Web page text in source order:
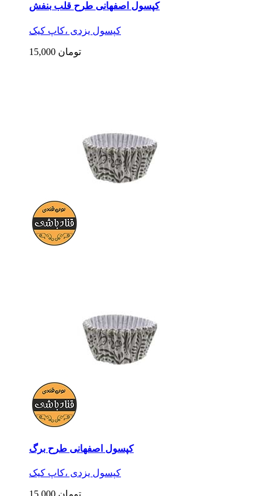
کپسول اصفهانی طرح قلب بنفش
کپسول یزدی ،کاپ کیک
15,000 تومان
کپسول اصفهانی طرح برگ
کپسول یزدی ،کاپ کیک
15,000 تومان